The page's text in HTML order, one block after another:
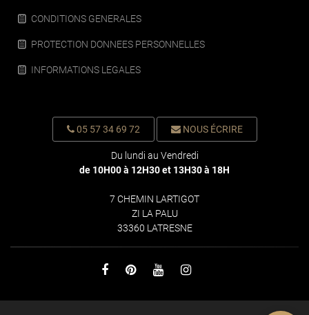
CONDITIONS GENERALES
PROTECTION DONNEES PERSONNELLES
INFORMATIONS LEGALES
05 57 34 69 72 NOUS ÉCRIRE
Du lundi au Vendredi
de 10H00 à 12H30 et 13H30 à 18H
7 CHEMIN LARTIGOT
ZI LA PALU
33360 LATRESNE